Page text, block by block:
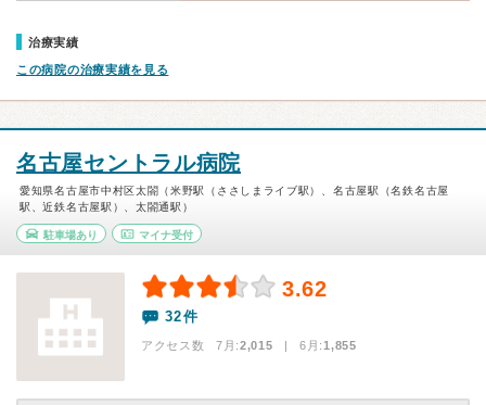
治療実績
この病院の治療実績を見る
名古屋セントラル病院
愛知県名古屋市中村区太閤（米野駅（ささしまライブ駅）、名古屋駅（名鉄名古屋
駅、近鉄名古屋駅）、太閤通駅）
駐車場あり マイナ受付
3.62
32件
アクセス数 7月:2,015 | 6月:1,855